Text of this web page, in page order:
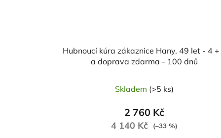
Hubnoucí kúra zákaznice Hany, 49 let - 4 +
a doprava zdarma - 100 dnů
Skladem (>5 ks)
2 760 Kč
4 140 Kč (–33 %)